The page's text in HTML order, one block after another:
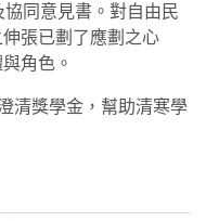
同意見書。對自由民
張已劃了應劃之心
角色。
清獎學金，幫助清寒學